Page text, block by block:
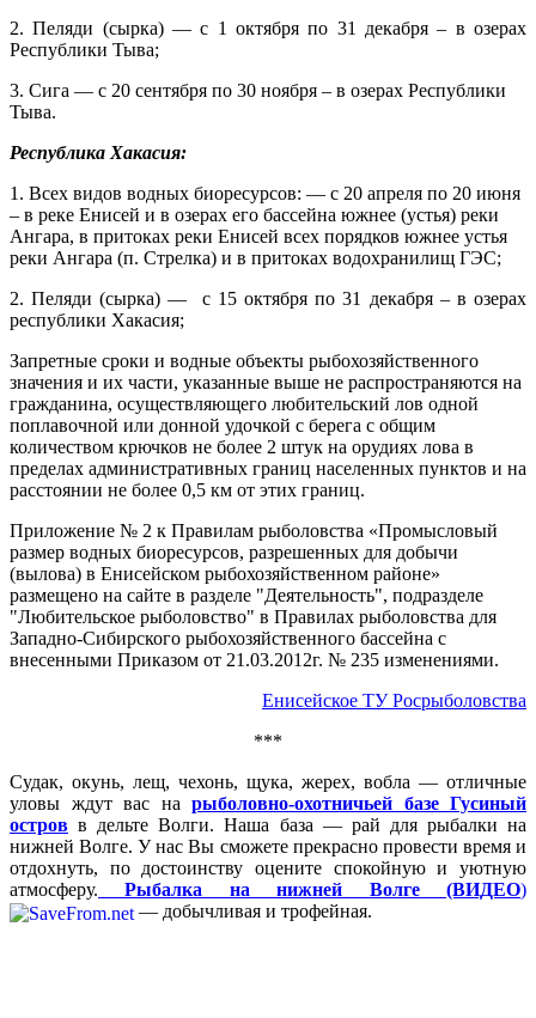
2. Пеляди (сырка) — с 1 октября по 31 декабря – в озерах
Республики Тыва;
3. Сига — с 20 сентября по 30 ноября – в озерах Республики
Тыва.
Республика Хакасия:
1. Всех видов водных биоресурсов: — с 20 апреля по 20 июня
– в реке Енисей и в озерах его бассейна южнее (устья) реки
Ангара, в притоках реки Енисей всех порядков южнее устья
реки Ангара (п. Стрелка) и в притоках водохранилищ ГЭС;
2. Пеляди (сырка) — с 15 октября по 31 декабря – в озерах
республики Хакасия;
Запретные сроки и водные объекты рыбохозяйственного
значения и их части, указанные выше не распространяются на
гражданина, осуществляющего любительский лов одной
поплавочной или донной удочкой с берега с общим
количеством крючков не более 2 штук на орудиях лова в
пределах административных границ населенных пунктов и на
расстоянии не более 0,5 км от этих границ.
Приложение № 2 к Правилам рыболовства «Промысловый
размер водных биоресурсов, разрешенных для добычи
(вылова) в Енисейском рыбохозяйственном районе»
размещено на сайте в разделе "Деятельность", подразделе
"Любительское рыболовство" в Правилах рыболовства для
Западно-Сибирского рыбохозяйственного бассейна с
внесенными Приказом от 21.03.2012г. № 235 изменениями.
Енисейское ТУ Росрыболовства
***
Судак, окунь, лещ, чехонь, щука, жерех, вобла — отличные
уловы ждут вас на рыболовно-охотничьей базе Гусиный
остров в дельте Волги. Наша база — рай для рыбалки на
нижней Волге. У нас Вы сможете прекрасно провести время и
отдохнуть, по достоинству оцените спокойную и уютную
атмосферу. Рыбалка на нижней Волге (ВИДЕО)
— добычливая и трофейная.